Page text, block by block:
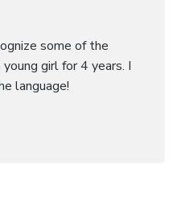
some of the
girl for 4 years. I
language!